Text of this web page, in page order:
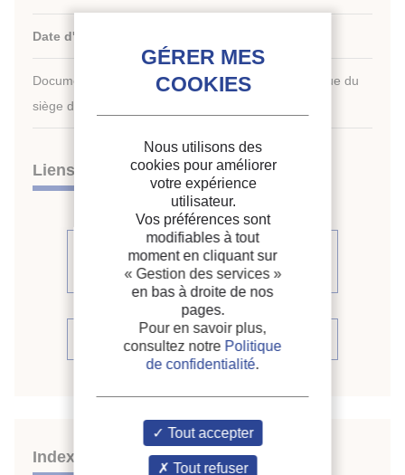
Date d'édition :
Document disponible en consultation à la bibliothèque du
siège de l'IIF uniquement.
Liens
Voir d'autres articles du même
numéro (5)
Voir la source
Indexation
Nous utilisons des
cookies pour améliorer
votre expérience
utilisateur.
Vos préférences sont
modifiables à tout
moment en cliquant sur
« Gestion des services »
en bas à droite de nos
pages.
Pour en savoir plus,
consultez notre Politique
de confidentialité.
Tout accepter
Tout refuser